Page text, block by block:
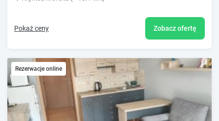
Pokaż ceny Zobacz ofertę
Rezerwacje online